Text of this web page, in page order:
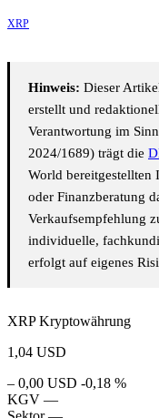
XRP
Hinweis: Dieser
erstellt und
Verantwortung im
2024/1689) trägt die
World bereitgestellten
oder Finanzberatung
Verkaufsempfehlung
individuelle,
erfolgt auf eigenes
XRP Kryptowährung
1,04 USD
– 0,00 USD -0,18 %
KGV —